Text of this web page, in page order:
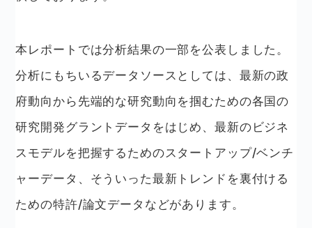
本レポートでは分析結果の一部を公表しました。
分析にもちいるデータソースとしては、最新の政
府動向から先端的な研究動向を掴むための各国の
研究開発グラントデータをはじめ、最新のビジネ
スモデルを把握するためのスタートアップ/ベンチ
ャーデータ、そういった最新トレンドを裏付ける
ための特許/論文データなどがあります。